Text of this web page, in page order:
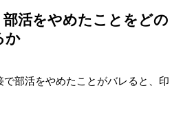
活をやめたことをどの
か
部活をやめたことがバレると、印